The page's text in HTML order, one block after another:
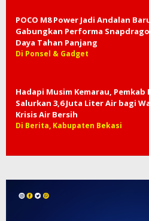
POCO M8 Power Jadi Andalan
Gabungkan Performa
Daya Tahan Panjang
Di Ponsel & Gadget
Hadapi Musim Kemarau, Pemkab
Salurkan 3,6 Juta Liter Air bagi
Krisis Air Bersih
Di Berita, Kabupaten Bekasi